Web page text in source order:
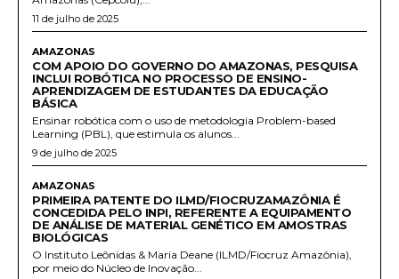
11 de julho de 2025
AMAZONAS
COM APOIO DO GOVERNO DO AMAZONAS, PESQUISA
INCLUI ROBÓTICA NO PROCESSO DE ENSINO-
APRENDIZAGEM DE ESTUDANTES DA EDUCAÇÃO
BÁSICA
Ensinar robótica com o uso de metodologia Problem-based
Learning (PBL), que estimula os alunos...
9 de julho de 2025
AMAZONAS
PRIMEIRA PATENTE DO ILMD/FIOCRUZAMAZÔNIA É
CONCEDIDA PELO INPI, REFERENTE A EQUIPAMENTO
DE ANÁLISE DE MATERIAL GENÉTICO EM AMOSTRAS
BIOLÓGICAS
O Instituto Leônidas & Maria Deane (ILMD/Fiocruz Amazônia),
por meio do Núcleo de Inovação...